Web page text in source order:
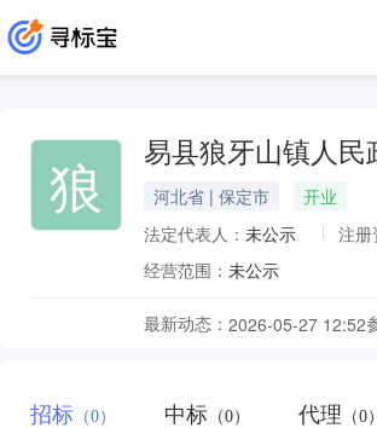
狼 易县狼牙山镇人民
河北省 | 保定市
开业
法定代表人： 未公示 注册
经营范围： 未公示
最新动态： 2026-05-27 12:52
招标 （0） 中标 （0） 代理 （0）